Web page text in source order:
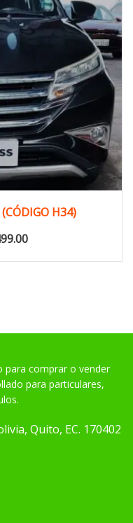
H34)
para comprar o vender
para particulares,
Quito, EC. 170402